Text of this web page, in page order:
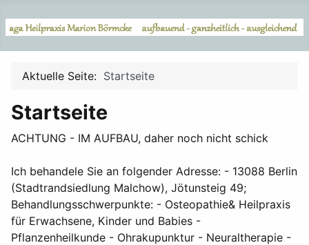
Aktuelle Seite: Startseite
Startseite
ACHTUNG - IM AUFBAU, daher noch nicht schick
Ich behandele Sie an folgender Adresse: - 13088 Berlin
(Stadtrandsiedlung Malchow), Jötunsteig 49;
Behandlungsschwerpunkte: - Osteopathie& Heilpraxis
für Erwachsene, Kinder und Babies -
Pflanzenheilkunde - Ohrakupunktur - Neuraltherapie -